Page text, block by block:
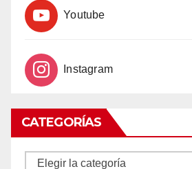
Youtube
Instagram
CATEGORÍAS
CATEGORÍAS